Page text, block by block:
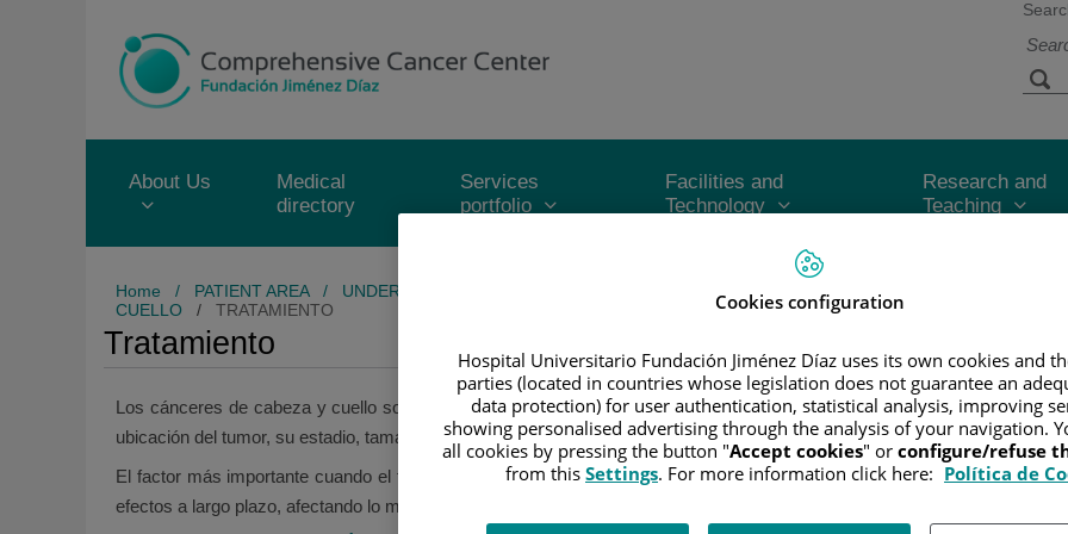
content
About Us
Medical
directory
Services
portfolio
Facilities and
Technology
Research and
Teaching
Home / PATIENT AREA/ UNDERSTANDING CANCER PATIENT INFORMATION AND SUPPORT
CUELLO / TRATAMIENTO
Tratamiento
Los cánceres de cabeza y cuello son poco frecuentes, y en la mayoría de los casos el objetivo del tratamiento es
ubicación del tumor, su estadio, tamaño y el estado de salud general.
El factor más importante cuando el tratamiento se administra para curar el cáncer es asegurarse de que se elimina
efectos a largo plazo, afectando lo menos posible la apariencia, la capacidad de hablar y masticar.
Cookies configuration
Hospital Universitario Fundación Jiménez Díaz uses its own cookies and
parties (located in countries whose legislation does not guarantee an
data protection) for user authentication, statistical analysis, improving
showing personalised advertising through the analysis of your navigation.
all cookies by pressing the button "Accept cookies" or configure/refuse
from this Settings. For more information click here: Política de